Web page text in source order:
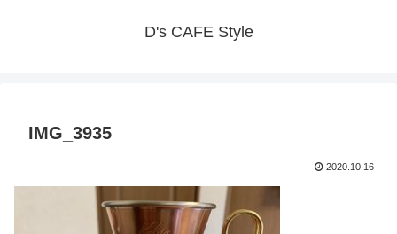
D's CAFE Style
IMG_3935
2020.10.16